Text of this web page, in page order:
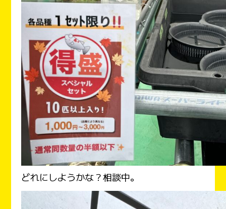
どれにしようかな？相談中。